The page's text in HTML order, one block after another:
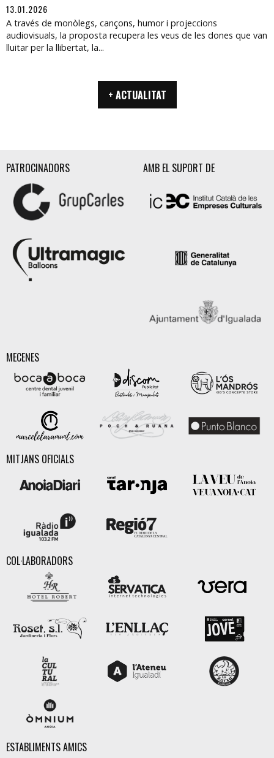
13.01.2026
A través de monòlegs, cançons, humor i projeccions
audiovisuals, la proposta recupera les veus de les dones que van
lluitar per la llibertat, la...
+ ACTUALITAT
PATROCINADORS AMB EL SUPORT DE
MECENES
MITJANS OFICIALS
COL·LABORADORS
ESTABLIMENTS AMICS